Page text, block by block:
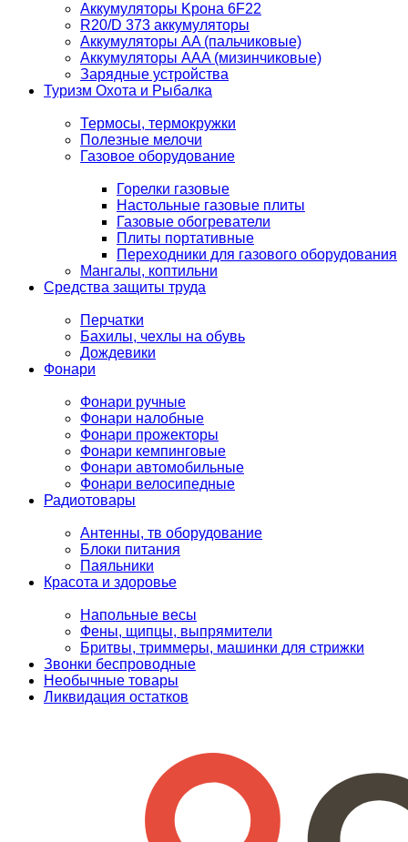
Аккумуляторы Kрона 6F22
R20/D 373 аккумуляторы
Аккумуляторы AA (пальчиковые)
Аккумуляторы AAA (мизинчиковые)
Зарядные устройства
Туризм Охота и Рыбалка
Термосы, термокружки
Полезные мелочи
Газовое оборудование
Горелки газовые
Настольные газовые плиты
Газовые обогреватели
Плиты портативные
Переходники для газового оборудования
Мангалы, коптильни
Средства защиты труда
Перчатки
Бахилы, чехлы на обувь
Дождевики
Фонари
Фонари ручные
Фонари налобные
Фонари прожекторы
Фонари кемпинговые
Фонари автомобильные
Фонари велосипедные
Радиотовары
Антенны, тв оборудование
Блоки питания
Паяльники
Красота и здоровье
Напольные весы
Фены, щипцы, выпрямители
Бритвы, триммеры, машинки для стрижки
Звонки беспроводные
Необычные товары
Ликвидация остатков